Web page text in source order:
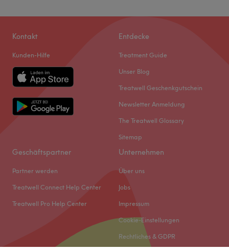
Kontakt
Kunden-Hilfe
Entdecke
Treatment Guide
Unser Blog
Treatwell Geschenkgutschein
Newsletter Anmeldung
The Treatwell Glossary
Sitemap
Geschäftspartner
Partner werden
Treatwell Connect Help Center
Treatwell Pro Help Center
Unternehmen
Über uns
Jobs
Impressum
Cookie-Einstellungen
Rechtliches & GDPR